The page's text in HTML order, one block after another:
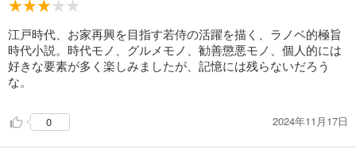
江戸時代、お家再興を目指す若侍の活躍を描く、ラノベ的極旨
時代小説。時代モノ、グルメモノ、勧善懲悪モノ、個人的には
好きな要素が多く楽しみましたが、記憶には残らないだろう
な。
0 2024年11月17日